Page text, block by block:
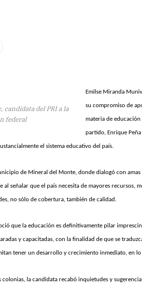
del PRI a la
federal
Emilse Miranda
su compromiso de
materia de
partido, Enrique
el sistema educativo del país.
de Mineral del Monte, donde dialogó con amas
señalar que el país necesita de mayores recursos,
no sólo de cobertura, también de calidad.
que la educación es definitivamente pilar
y capacitadas, con la finalidad de que se
tener un desarrollo y crecimiento inmediato, en
colonias, la candidata recabó inquietudes y